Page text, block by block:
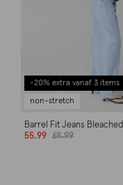
-20% extra vanaf 3 items
non-stretch
Barrel Fit Jeans Bleached
55.99
69.99